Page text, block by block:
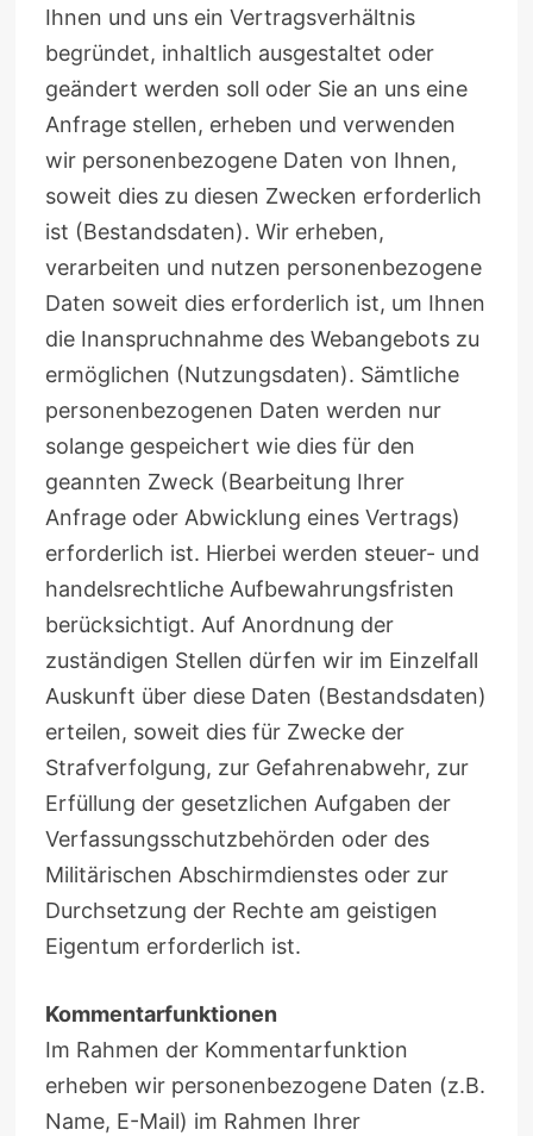
Ihnen und uns ein Vertragsverhältnis
begründet, inhaltlich ausgestaltet oder
geändert werden soll oder Sie an uns eine
Anfrage stellen, erheben und verwenden
wir personenbezogene Daten von Ihnen,
soweit dies zu diesen Zwecken erforderlich
ist (Bestandsdaten). Wir erheben,
verarbeiten und nutzen personenbezogene
Daten soweit dies erforderlich ist, um Ihnen
die Inanspruchnahme des Webangebots zu
ermöglichen (Nutzungsdaten). Sämtliche
personenbezogenen Daten werden nur
solange gespeichert wie dies für den
geannten Zweck (Bearbeitung Ihrer
Anfrage oder Abwicklung eines Vertrags)
erforderlich ist. Hierbei werden steuer- und
handelsrechtliche Aufbewahrungsfristen
berücksichtigt. Auf Anordnung der
zuständigen Stellen dürfen wir im Einzelfall
Auskunft über diese Daten (Bestandsdaten)
erteilen, soweit dies für Zwecke der
Strafverfolgung, zur Gefahrenabwehr, zur
Erfüllung der gesetzlichen Aufgaben der
Verfassungsschutzbehörden oder des
Militärischen Abschirmdienstes oder zur
Durchsetzung der Rechte am geistigen
Eigentum erforderlich ist.
Kommentarfunktionen
Im Rahmen der Kommentarfunktion
erheben wir personenbezogene Daten (z.B.
Name, E-Mail) im Rahmen Ihrer